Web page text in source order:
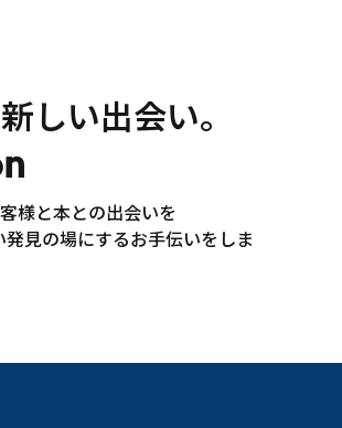
しい出会い。
様と本との出会いを
見の場にするお手伝いをしま